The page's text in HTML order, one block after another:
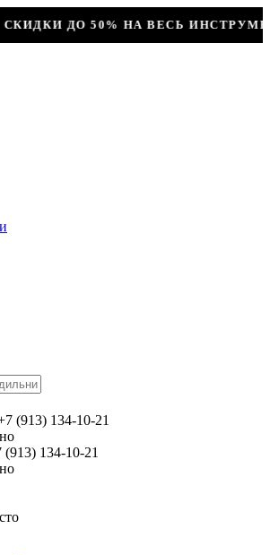
• КОМПРЕССОР
(913) 134-10-21
(913) 134-10-21